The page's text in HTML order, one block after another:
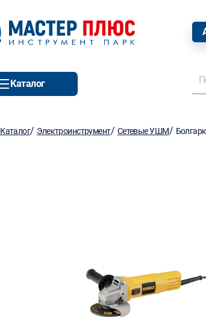
Каталог
Каталог/ Электроинструмент/ Сетевые УШМ/